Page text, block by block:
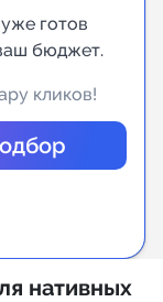
готов
бюджет.
кликов!
нативных